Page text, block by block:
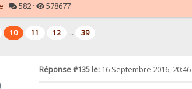
· 582 · 578677
10 11 12 ... 39
Réponse #135 le:16 Septembre 2016, 20:46